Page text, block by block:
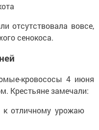
отсутствовала вовсе,
сенокоса.
кровососы 4 июня
Крестьяне замечали:
отличному урожаю